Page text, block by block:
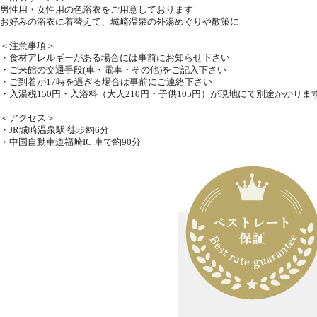
男性用・女性用の色浴衣をご用意しております
お好みの浴衣に着替えて、城崎温泉の外湯めぐりや散策に
＜注意事項＞
・食材アレルギーがある場合には事前にお知らせ下さい
・ご来館の交通手段(車・電車・その他)をご記入下さい
・ご到着が17時を過ぎる場合は事前にご連絡下さい
・入湯税150円・入浴料（大人210円・子供105円）が現地にて別途かかりま
＜アクセス＞
・JR城崎温泉駅 徒歩約6分
・中国自動車道福崎IC 車で約90分